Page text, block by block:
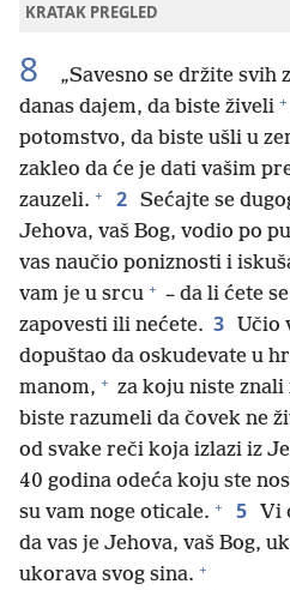
KRATAK PREGLED
8
„Savesno se držite svih
danas dajem, da biste živeli +
potomstvo, da biste ušli u
zakleo da će je dati vašim
zauzeli. + 2 Sećajte se
Jehova, vaš Bog, vodio po
vas naučio poniznosti i
vam je u srcu + – da li ćete
zapovesti ili nećete. 3
Učio
dopuštao da oskudevate u
manom, + za koju niste
biste razumeli da čovek ne
od svake reči koja izlazi iz
40 godina odeća koju ste
su vam noge oticale. + 5
Vi
da vas je Jehova, vaš Bog,
ukorava svog sina. +